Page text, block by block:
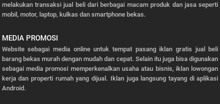
melakukan transaksi jual beli dari berbagai macam produk dan jasa seperti
mobil, motor, laptop, kulkas dan smartphone bekas.
MEDIA PROMOSI
Website sebagai media online untuk tempat pasang iklan gratis jual beli
barang bekas murah dengan mudah dan cepat. Selain itu juga bisa digunakan
sebagai media promosi memperkenalkan usaha atau bisnis, iklan lowongan
kerja dan properti rumah yang dijual. Iklan juga langsung tayang di aplikasi
Android.